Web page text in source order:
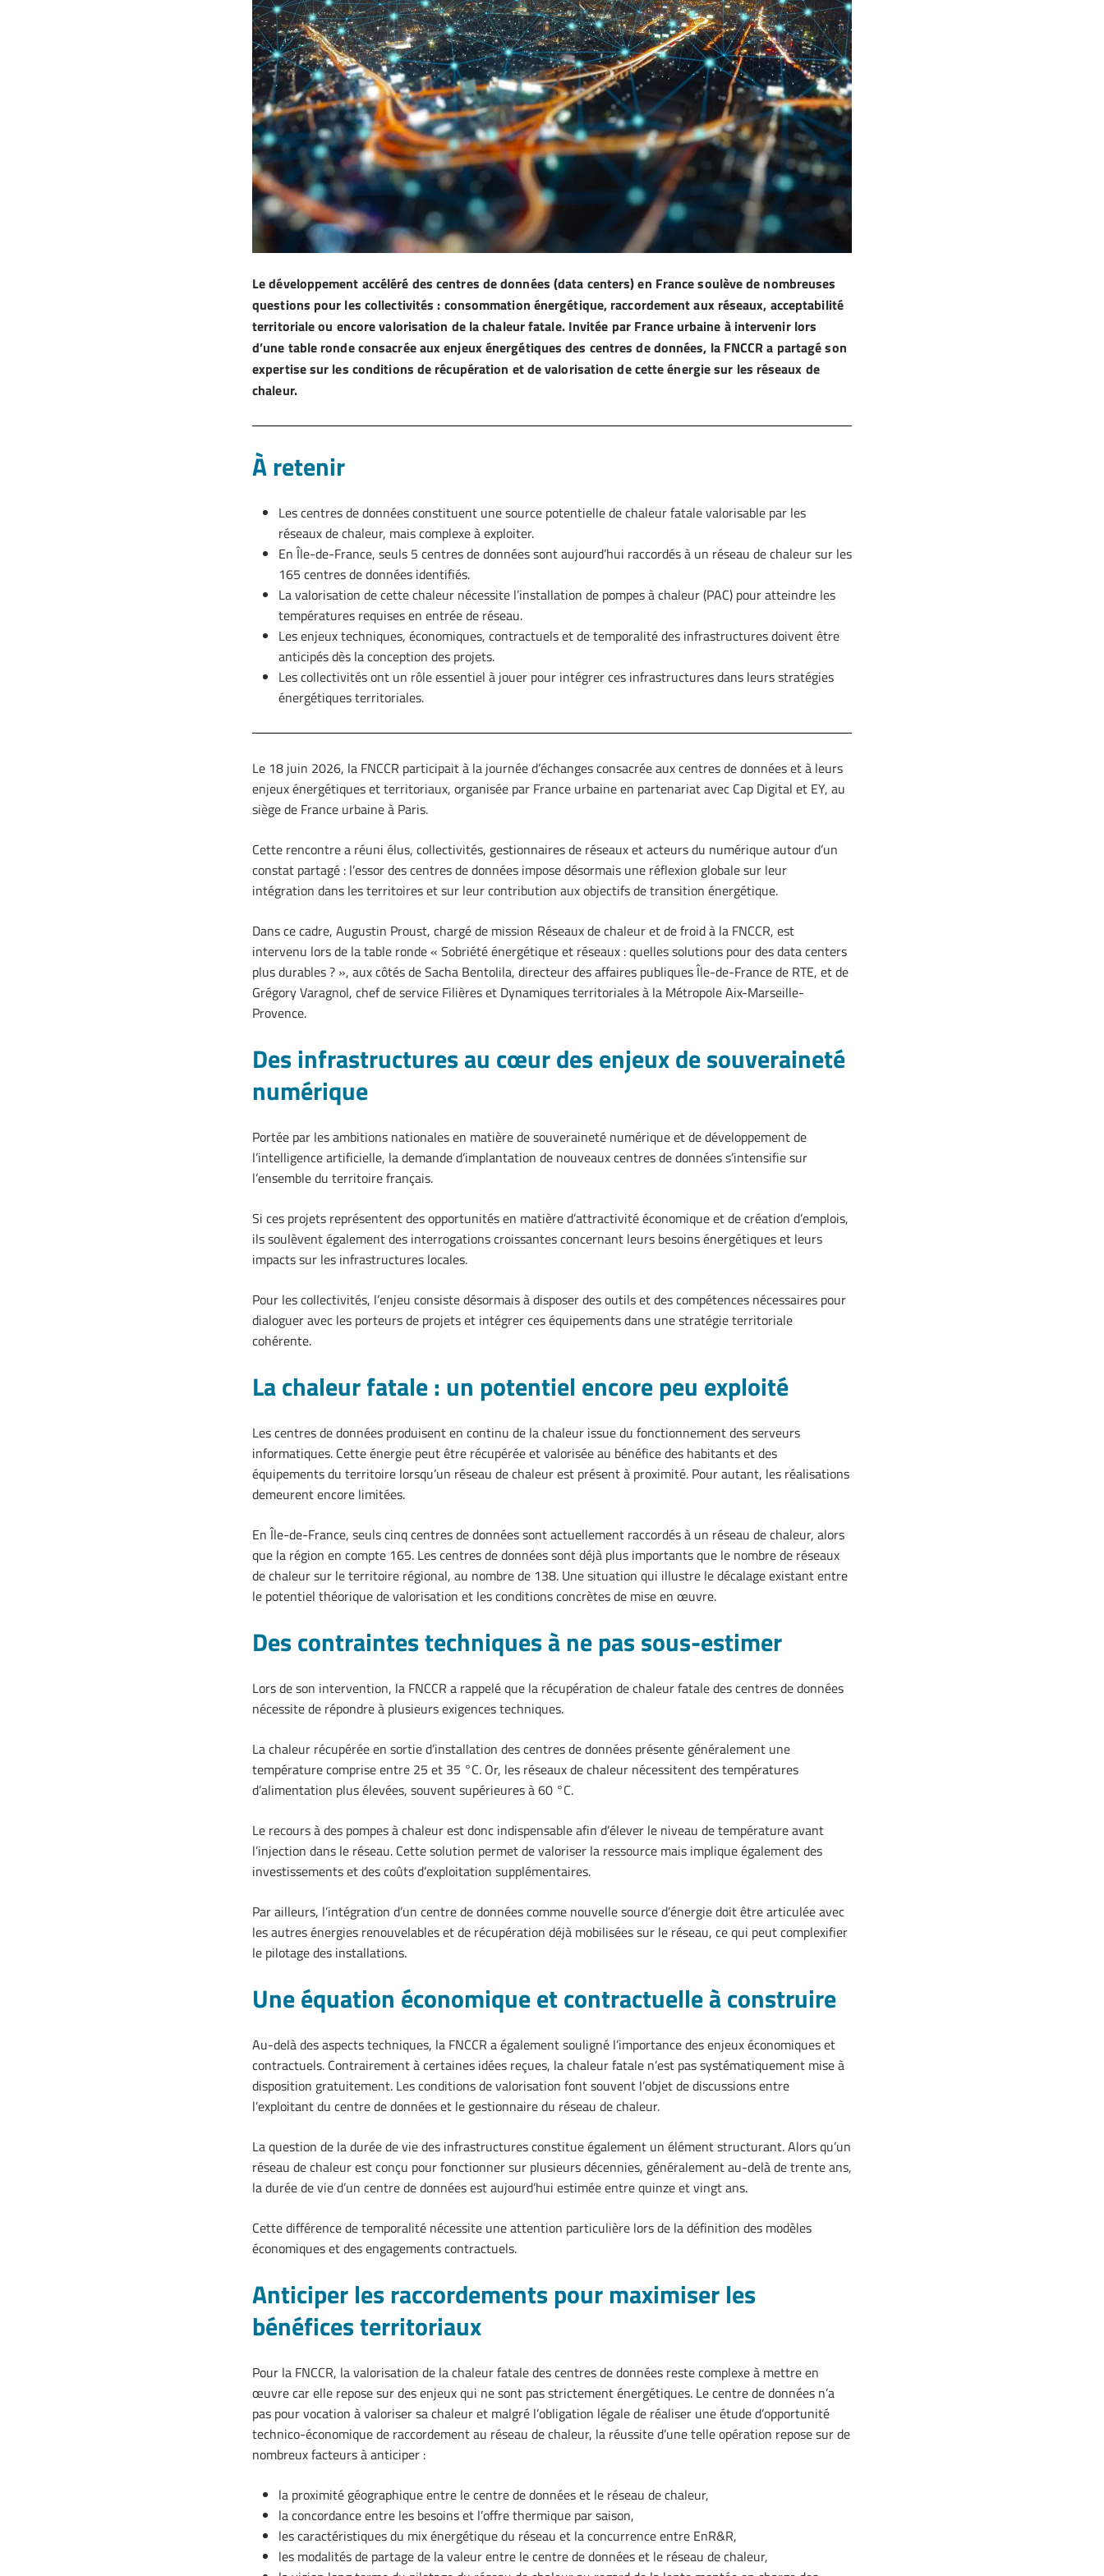
Le développement accéléré des centres de données (data centers) en France soulève de nombreuses
questions pour les collectivités : consommation énergétique, raccordement aux réseaux, acceptabilité
territoriale ou encore valorisation de la chaleur fatale. Invitée par France urbaine à intervenir lors
d’une table ronde consacrée aux enjeux énergétiques des centres de données, la FNCCR a partagé son
expertise sur les conditions de récupération et de valorisation de cette énergie sur les réseaux de
chaleur.
À retenir
Les centres de données constituent une source potentielle de chaleur fatale valorisable par les
réseaux de chaleur, mais complexe à exploiter.
En Île-de-France, seuls 5 centres de données sont aujourd’hui raccordés à un réseau de chaleur sur les
165 centres de données identifiés.
La valorisation de cette chaleur nécessite l’installation de pompes à chaleur (PAC) pour atteindre les
températures requises en entrée de réseau.
Les enjeux techniques, économiques, contractuels et de temporalité des infrastructures doivent être
anticipés dès la conception des projets.
Les collectivités ont un rôle essentiel à jouer pour intégrer ces infrastructures dans leurs stratégies
énergétiques territoriales.
Le 18 juin 2026, la FNCCR participait à la journée d’échanges consacrée aux centres de données et à leurs
enjeux énergétiques et territoriaux, organisée par France urbaine en partenariat avec Cap Digital et EY, au
siège de France urbaine à Paris.
Cette rencontre a réuni élus, collectivités, gestionnaires de réseaux et acteurs du numérique autour d’un
constat partagé : l’essor des centres de données impose désormais une réflexion globale sur leur
intégration dans les territoires et sur leur contribution aux objectifs de transition énergétique.
Dans ce cadre, Augustin Proust, chargé de mission Réseaux de chaleur et de froid à la FNCCR, est
intervenu lors de la table ronde « Sobriété énergétique et réseaux : quelles solutions pour des data centers
plus durables ? », aux côtés de Sacha Bentolila, directeur des affaires publiques Île-de-France de RTE, et de
Grégory Varagnol, chef de service Filières et Dynamiques territoriales à la Métropole Aix-Marseille-
Provence.
Des infrastructures au cœur des enjeux de souveraineté
numérique
Portée par les ambitions nationales en matière de souveraineté numérique et de développement de
l’intelligence artificielle, la demande d’implantation de nouveaux centres de données s’intensifie sur
l’ensemble du territoire français.
Si ces projets représentent des opportunités en matière d’attractivité économique et de création d’emplois,
ils soulèvent également des interrogations croissantes concernant leurs besoins énergétiques et leurs
impacts sur les infrastructures locales.
Pour les collectivités, l’enjeu consiste désormais à disposer des outils et des compétences nécessaires pour
dialoguer avec les porteurs de projets et intégrer ces équipements dans une stratégie territoriale
cohérente.
La chaleur fatale : un potentiel encore peu exploité
Les centres de données produisent en continu de la chaleur issue du fonctionnement des serveurs
informatiques. Cette énergie peut être récupérée et valorisée au bénéfice des habitants et des
équipements du territoire lorsqu’un réseau de chaleur est présent à proximité. Pour autant, les réalisations
demeurent encore limitées.
En Île-de-France, seuls cinq centres de données sont actuellement raccordés à un réseau de chaleur, alors
que la région en compte 165. Les centres de données sont déjà plus importants que le nombre de réseaux
de chaleur sur le territoire régional, au nombre de 138. Une situation qui illustre le décalage existant entre
le potentiel théorique de valorisation et les conditions concrètes de mise en œuvre.
Des contraintes techniques à ne pas sous-estimer
Lors de son intervention, la FNCCR a rappelé que la récupération de chaleur fatale des centres de données
nécessite de répondre à plusieurs exigences techniques.
La chaleur récupérée en sortie d’installation des centres de données présente généralement une
température comprise entre 25 et 35 °C. Or, les réseaux de chaleur nécessitent des températures
d’alimentation plus élevées, souvent supérieures à 60 °C.
Le recours à des pompes à chaleur est donc indispensable afin d’élever le niveau de température avant
l’injection dans le réseau. Cette solution permet de valoriser la ressource mais implique également des
investissements et des coûts d’exploitation supplémentaires.
Par ailleurs, l’intégration d’un centre de données comme nouvelle source d’énergie doit être articulée avec
les autres énergies renouvelables et de récupération déjà mobilisées sur le réseau, ce qui peut complexifier
le pilotage des installations.
Une équation économique et contractuelle à construire
Au-delà des aspects techniques, la FNCCR a également souligné l’importance des enjeux économiques et
contractuels. Contrairement à certaines idées reçues, la chaleur fatale n’est pas systématiquement mise à
disposition gratuitement. Les conditions de valorisation font souvent l’objet de discussions entre
l’exploitant du centre de données et le gestionnaire du réseau de chaleur.
La question de la durée de vie des infrastructures constitue également un élément structurant. Alors qu’un
réseau de chaleur est conçu pour fonctionner sur plusieurs décennies, généralement au-delà de trente ans,
la durée de vie d’un centre de données est aujourd’hui estimée entre quinze et vingt ans.
Cette différence de temporalité nécessite une attention particulière lors de la définition des modèles
économiques et des engagements contractuels.
Anticiper les raccordements pour maximiser les
bénéfices territoriaux
Pour la FNCCR, la valorisation de la chaleur fatale des centres de données reste complexe à mettre en
œuvre car elle repose sur des enjeux qui ne sont pas strictement énergétiques. Le centre de données n’a
pas pour vocation à valoriser sa chaleur et malgré l’obligation légale de réaliser une étude d’opportunité
technico-économique de raccordement au réseau de chaleur, la réussite d’une telle opération repose sur de
nombreux facteurs à anticiper :
la proximité géographique entre le centre de données et le réseau de chaleur,
la concordance entre les besoins et l’offre thermique par saison,
les caractéristiques du mix énergétique du réseau et la concurrence entre EnR&R,
les modalités de partage de la valeur entre le centre de données et le réseau de chaleur,